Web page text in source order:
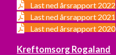
Last ned årsrapport 2022
Last ned årsrapport 2021
Last ned årsrapport 2020
Kreftomsorg Rogaland